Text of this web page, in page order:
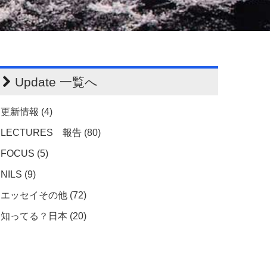
Update 一覧へ
更新情報 (4)
LECTURES 報告 (80)
FOCUS (5)
NILS (9)
エッセイその他 (72)
知ってる？日本 (20)